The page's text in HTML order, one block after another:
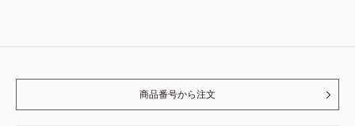
商品番号から注文